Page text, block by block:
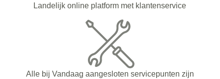
Landelijk online platform met klantenservice
Alle bij Vandaag aangesloten servicepunten zijn